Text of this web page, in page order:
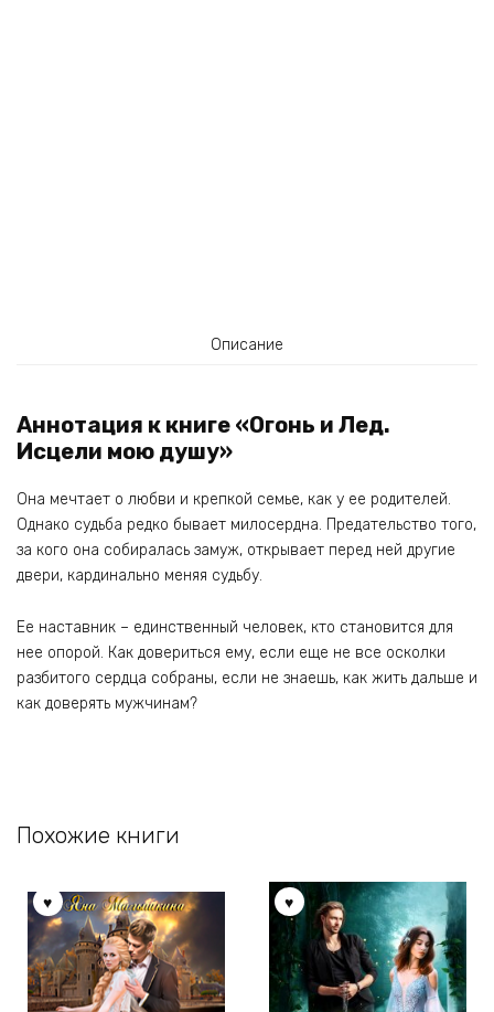
Описание
Аннотация к книге «Огонь и Лед.
Исцели мою душу»
Она мечтает о любви и крепкой семье, как у ее родителей.
Однако судьба редко бывает милосердна. Предательство того,
за кого она собиралась замуж, открывает перед ней другие
двери, кардинально меняя судьбу.
Ее наставник – единственный человек, кто становится для
нее опорой. Как довериться ему, если еще не все осколки
разбитого сердца собраны, если не знаешь, как жить дальше и
как доверять мужчинам?
Похожие книги